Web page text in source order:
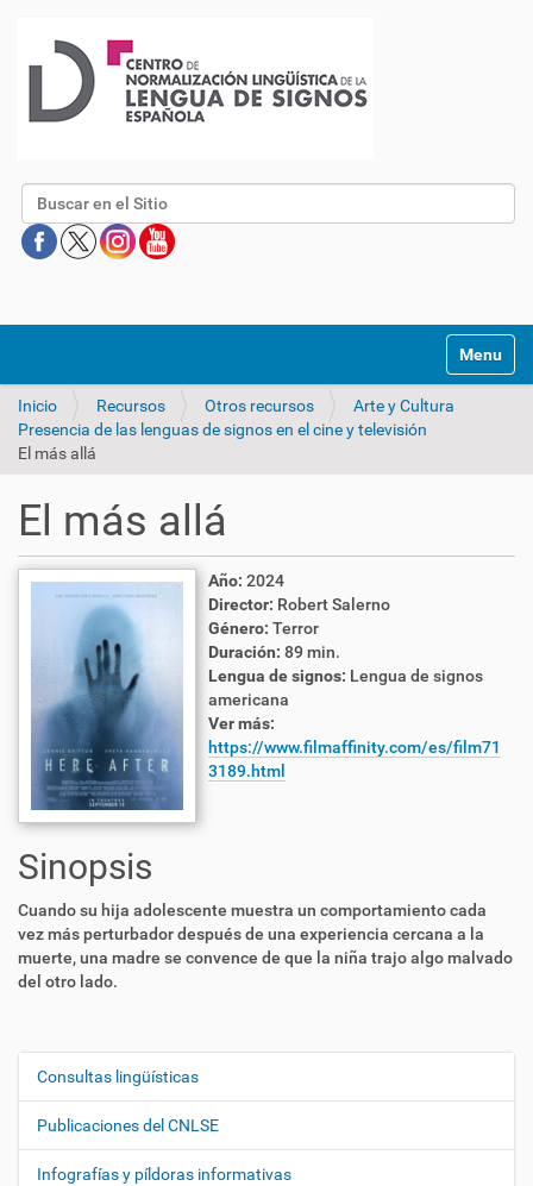
Buscar
Mostrar/
Inicio Recursos Otros recursos
Arte y Cultura
Presencia de las lenguas de signos en el cine y televisión
El más allá
El más allá
Año: 2024
Director: Robert Salerno
Género: Terror
Duración: 89 min.
Lengua de signos: Lengua de signos
americana
Ver más:
https://www.filmaffinity.com/es/film71
3189.html
Sinopsis
Cuando su hija adolescente muestra un comportamiento cada
vez más perturbador después de una experiencia cercana a la
muerte, una madre se convence de que la niña trajo algo malvado
del otro lado.
N
e
Consultas lingüísticas
Publicaciones del CNLSE
Infografías y píldoras informativas